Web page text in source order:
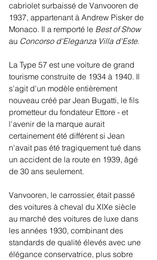
cabriolet surbaissé de Vanvooren de
1937, appartenant à Andrew Pisker de
Monaco. Il a remporté le Best of Show
au Concorso d'Eleganza Villa d'Este.
La Type 57 est une voiture de grand
tourisme construite de 1934 à 1940. Il
s'agit d'un modèle entièrement
nouveau créé par Jean Bugatti, le fils
prometteur du fondateur Ettore - et
l'avenir de la marque aurait
certainement été différent si Jean
n'avait pas été tragiquement tué dans
un accident de la route en 1939, âgé
de 30 ans seulement.
Vanvooren, le carrossier, était passé
des voitures à cheval du XIXe siècle
au marché des voitures de luxe dans
les années 1930, combinant des
standards de qualité élevés avec une
élégance conservatrice, plus sobre